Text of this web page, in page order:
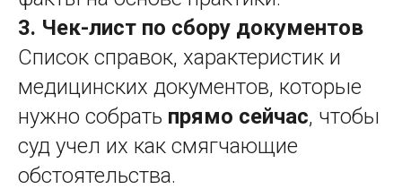
3. Чек-лист по сбору документов
Список справок, характеристик и
медицинских документов, которые
нужно собрать прямо сейчас, чтобы
суд учел их как смягчающие
обстоятельства.